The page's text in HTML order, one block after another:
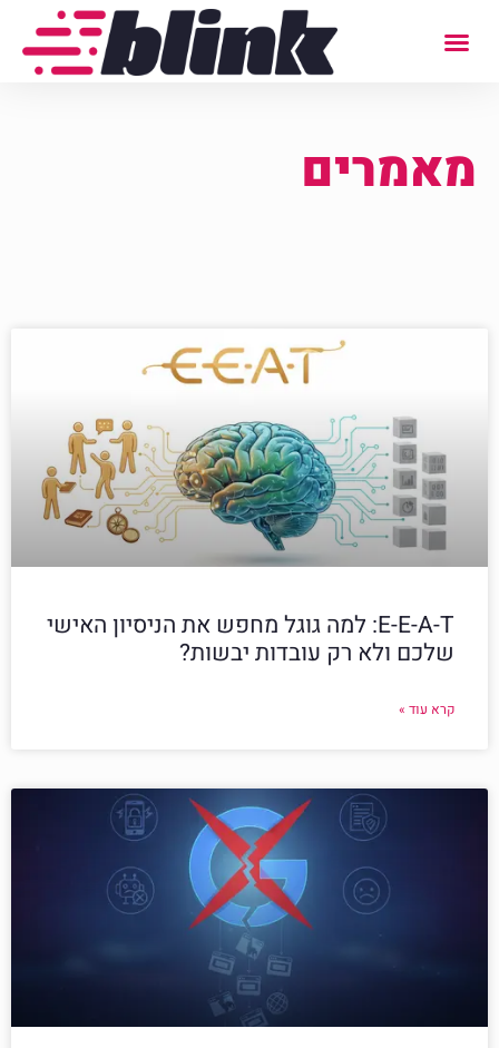
מאמרים
E-E-A-T: למה גוגל מחפש את הניסיון האישי
שלכם ולא רק עובדות יבשות?
קרא עוד »